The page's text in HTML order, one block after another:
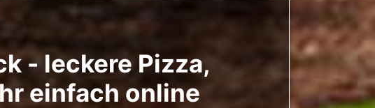
- leckere Pizza,
einfach online